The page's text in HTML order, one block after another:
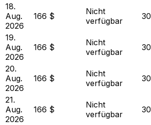
18.
Aug.
2026
166 $
Nicht
verfügbar
30
19.
Aug.
2026
166 $
Nicht
verfügbar
30
20.
Aug.
2026
166 $
Nicht
verfügbar
30
21.
Aug.
2026
166 $
Nicht
verfügbar
30